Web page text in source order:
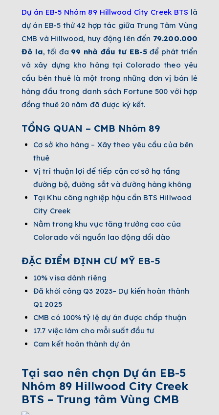
Dự án EB-5 Nhóm 89 Hillwood City Creek BTS là
dự án EB-5 thứ 42 hợp tác giữa Trung Tâm Vùng
CMB và Hillwood, huy động lên đến 79.200.000
Đô la, tối đa 99 nhà đầu tư EB-5 để phát triển
và xây dựng kho hàng tại Colorado theo yêu
cầu bên thuê là một trong những đơn vị bán lẻ
hàng đầu trong danh sách Fortune 500 với hợp
đồng thuê 20 năm đã được ký kết.
TỔNG QUAN – CMB Nhóm 89
Cơ sở kho hàng – Xây theo yêu cầu của bên
thuê
Vị trí thuận lợi để tiếp cận cơ sở hạ tầng
đường bộ, đường sắt và đường hàng không
Tại Khu công nghiệp hậu cần BTS Hillwood
City Creek
Nằm trong khu vực tăng trưởng cao của
Colorado với nguồn lao động dồi dào
ĐẶC ĐIỂM ĐỊNH CƯ MỸ EB-5
10% visa dành riêng
Đã khởi công Q3 2023– Dự kiến hoàn thành
Q1 2025
CMB có 100% tỷ lệ dự án được chấp thuận
17.7 việc làm cho mỗi suất đầu tư
Cam kết hoàn thành dự án
Tại sao nên chọn Dự án EB-5
Nhóm 89 Hillwood City Creek
BTS – Trung tâm Vùng CMB